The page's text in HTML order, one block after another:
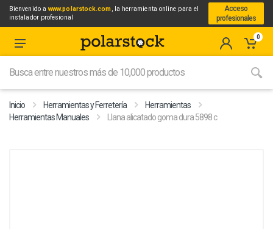
Bienvenido awww.polarstock.com, la herramienta online para el
instalador profesional
Acceso
profesionales
0
Inicio Herramientas y Ferretería
Herramientas
Herramientas Manuales
Llana alicatado goma dura 5898 c